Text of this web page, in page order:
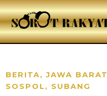
BERITA,JAWA BARAT
SOSPOL, SUBANG